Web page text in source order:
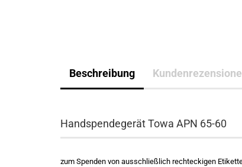
Beschreibung
Handspendegerät Towa APN 65-60
zum Spenden von ausschließlich rechteckigen